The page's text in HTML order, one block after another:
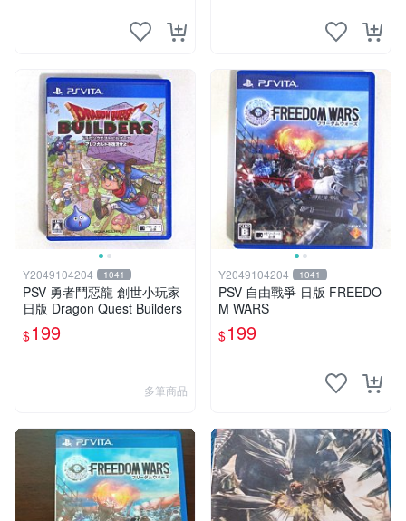
Y2049104204 1041
PSV 勇者鬥惡龍 創世小玩家
日版 Dragon Quest Builders
$199
多筆商品
Y2049104204 1041
PSV 自由戰爭 日版 FREEDO
M WARS
$199